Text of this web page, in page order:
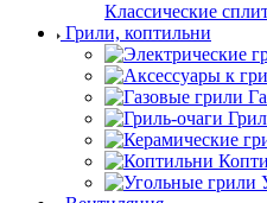
Классические
Грили, коптильни